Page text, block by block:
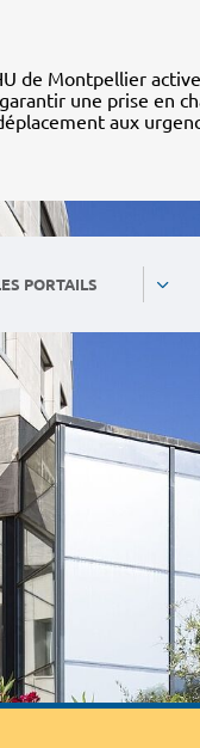
de Montpellier
une prise en
aux
PORTAILS